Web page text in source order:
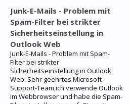
Junk-E-Mails - Problem mit
Spam-Filter bei strikter
Sicherheitseinstellung in
Outlook Web
Junk-E-Mails - Problem mit Spam-
Filter bei strikter
Sicherheitseinstellung in Outlook
Web: Sehr geehrtes Microsoft-
Support-Team,ich verwende Outlook
im Webbrowser und habe die Spam-